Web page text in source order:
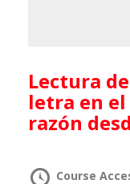
Lectura de “La instancia de la
letra en
razón
Course